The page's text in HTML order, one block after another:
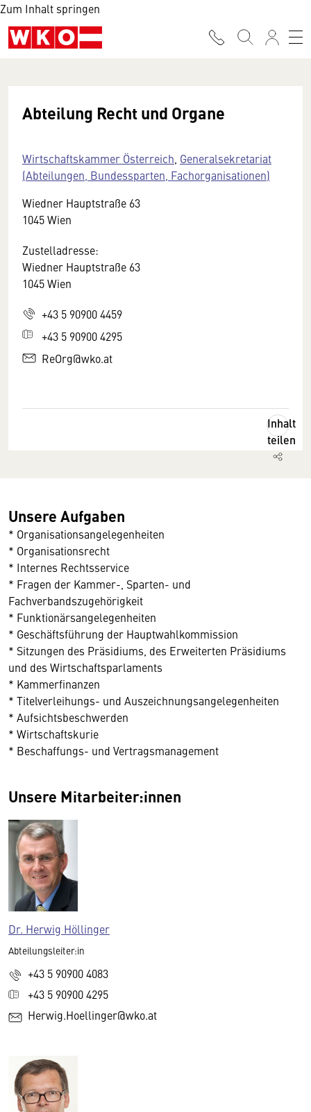
Zum Inhalt springen
Abteilung Recht und Organe
Wirtschaftskammer Österreich Generalsekretariat
(Abteilungen, Bundessparten, Fachorganisationen)
Wiedner Hauptstraße 63
1045 Wien
Zustelladresse:
Wiedner Hauptstraße 63
1045 Wien
+43 5 90900 4459
+43 5 90900 4295
ReOrg@wko.at
Inhalt
teilen
Unsere Aufgaben
* Organisationsangelegenheiten
* Organisationsrecht
* Internes Rechtsservice
* Fragen der Kammer-, Sparten- und
Fachverbandszugehörigkeit
* Funktionärsangelegenheiten
* Geschäftsführung der Hauptwahlkommission
* Sitzungen des Präsidiums, des Erweiterten Präsidiums
und des Wirtschaftsparlaments
* Kammerfinanzen
* Titelverleihungs- und Auszeichnungsangelegenheiten
* Aufsichtsbeschwerden
* Wirtschaftskurie
* Beschaffungs- und Vertragsmanagement
Unsere Mitarbeiter:innen
Dr. Herwig Höllinger
Abteilungsleiter:in
+43 5 90900 4083
+43 5 90900 4295
Herwig.Hoellinger@wko.at